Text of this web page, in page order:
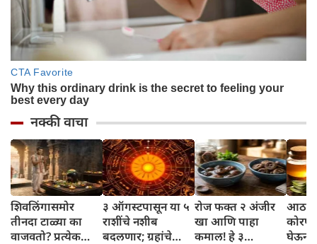
नक्की वाचा
शिवलिंगासमोर
तीनदा टाळ्या का
वाजवतो? प्रत्येक
३ ऑगस्टपासून या ५
राशींचे नशीब
बदलणार; ग्रहांचे
रोज फक्त २ अंजीर
खा आणि पाहा
कमाल! हे ३
घेऊन